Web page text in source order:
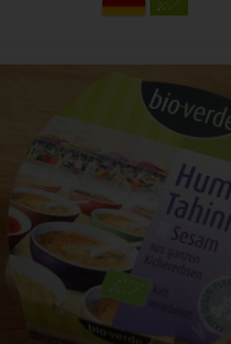
150 g
Anzahl
2,79